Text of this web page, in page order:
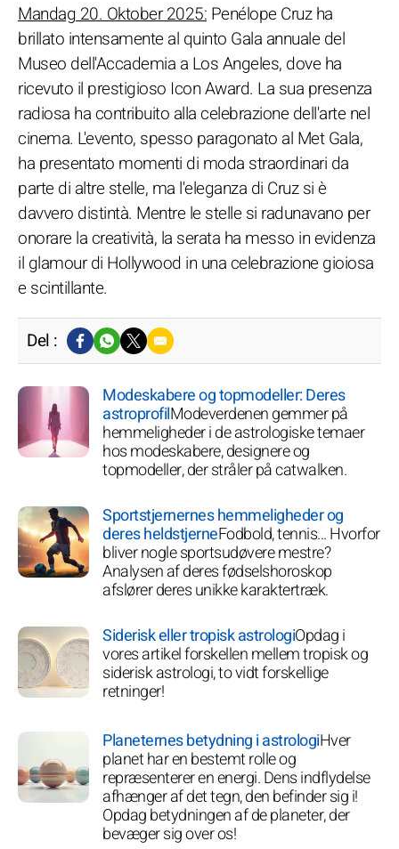
Mandag 20. Oktober 2025: Penélope Cruz ha
brillato intensamente al quinto Gala annuale del
Museo dell'Accademia a Los Angeles, dove ha
ricevuto il prestigioso Icon Award. La sua presenza
radiosa ha contribuito alla celebrazione dell'arte nel
cinema. L'evento, spesso paragonato al Met Gala,
ha presentato momenti di moda straordinari da
parte di altre stelle, ma l'eleganza di Cruz si è
davvero distintà. Mentre le stelle si radunavano per
onorare la creatività, la serata ha messo in evidenza
il glamour di Hollywood in una celebrazione gioiosa
e scintillante.
Del :
Modeskabere og topmodeller: Deres
astroprofilModeverdenen gemmer på
hemmeligheder i de astrologiske temaer
hos modeskabere, designere og
topmodeller, der stråler på catwalken.
Sportstjernernes hemmeligheder og
deres heldstjerneFodbold, tennis... Hvorfor
bliver nogle sportsudøvere mestre?
Analysen af deres fødselshoroskop
afslører deres unikke karaktertræk.
Siderisk eller tropisk astrologiOpdag i
vores artikel forskellen mellem tropisk og
siderisk astrologi, to vidt forskellige
retninger!
Planeternes betydning i astrologiHver
planet har en bestemt rolle og
repræsenterer en energi. Dens indflydelse
afhænger af det tegn, den befinder sig i!
Opdag betydningen af de planeter, der
bevæger sig over os!